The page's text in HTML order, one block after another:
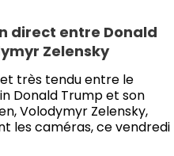
direct entre Donald
Zelensky
très tendu entre le
Donald Trump et son
Volodymyr Zelensky,
les caméras, ce vendredi